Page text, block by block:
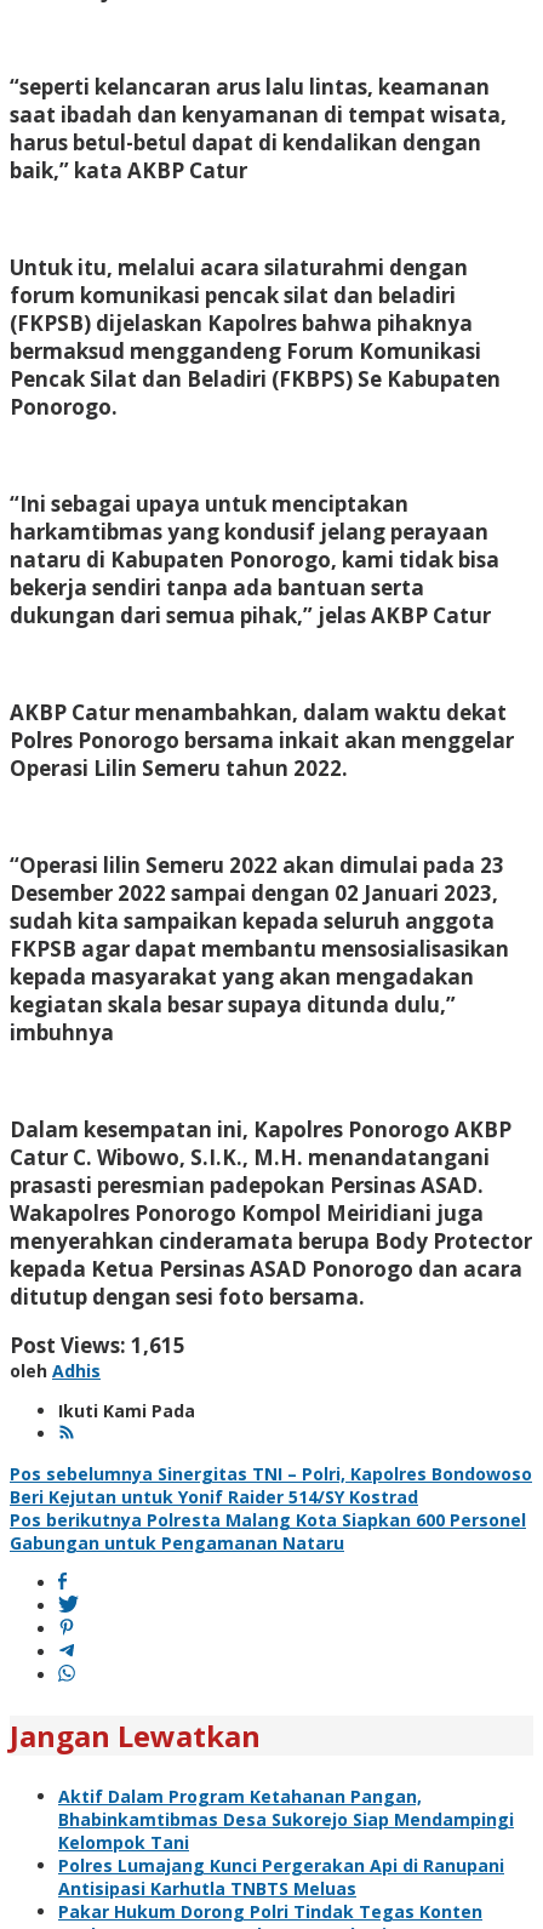
“seperti kelancaran arus lalu lintas, keamanan
saat ibadah dan kenyamanan di tempat wisata,
harus betul-betul dapat di kendalikan dengan
baik,” kata AKBP Catur
Untuk itu, melalui acara silaturahmi dengan
forum komunikasi pencak silat dan beladiri
(FKPSB) dijelaskan Kapolres bahwa pihaknya
bermaksud menggandeng Forum Komunikasi
Pencak Silat dan Beladiri (FKBPS) Se Kabupaten
Ponorogo.
“Ini sebagai upaya untuk menciptakan
harkamtibmas yang kondusif jelang perayaan
nataru di Kabupaten Ponorogo, kami tidak bisa
bekerja sendiri tanpa ada bantuan serta
dukungan dari semua pihak,” jelas AKBP Catur
AKBP Catur menambahkan, dalam waktu dekat
Polres Ponorogo bersama inkait akan menggelar
Operasi Lilin Semeru tahun 2022.
“Operasi lilin Semeru 2022 akan dimulai pada 23
Desember 2022 sampai dengan 02 Januari 2023,
sudah kita sampaikan kepada seluruh anggota
FKPSB agar dapat membantu mensosialisasikan
kepada masyarakat yang akan mengadakan
kegiatan skala besar supaya ditunda dulu,”
imbuhnya
Dalam kesempatan ini, Kapolres Ponorogo AKBP
Catur C. Wibowo, S.I.K., M.H. menandatangani
prasasti peresmian padepokan Persinas ASAD.
Wakapolres Ponorogo Kompol Meiridiani juga
menyerahkan cinderamata berupa Body Protector
kepada Ketua Persinas ASAD Ponorogo dan acara
ditutup dengan sesi foto bersama.
Post Views: 1,615
oleh Adhis
Ikuti Kami Pada
Navigasi
pos
Pos sebelumnya Sinergitas TNI – Polri, Kapolres Bondowoso
Beri Kejutan untuk Yonif Raider 514/SY Kostrad
Pos berikutnya Polresta Malang Kota Siapkan 600 Personel
Gabungan untuk Pengamanan Nataru
Jangan Lewatkan
Aktif Dalam Program Ketahanan Pangan,
Bhabinkamtibmas Desa Sukorejo Siap Mendampingi
Kelompok Tani
Polres Lumajang Kunci Pergerakan Api di Ranupani
Antisipasi Karhutla TNBTS Meluas
Pakar Hukum Dorong Polri Tindak Tegas Konten